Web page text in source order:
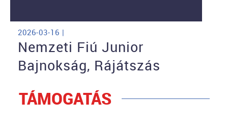
2026-03-16 |
Nemzeti Fiú Junior
Bajnokság, Rájátszás
TÁMOGATÁS